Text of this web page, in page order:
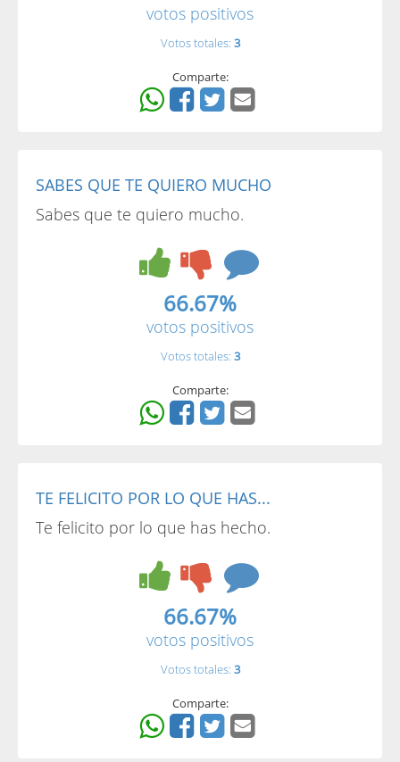
votos positivos
Votos totales: 3
Comparte:
SABES QUE TE QUIERO MUCHO
Sabes que te quiero mucho.
66.67%
votos positivos
Votos totales: 3
Comparte:
TE FELICITO POR LO QUE HAS...
Te felicito por lo que has hecho.
66.67%
votos positivos
Votos totales: 3
Comparte: